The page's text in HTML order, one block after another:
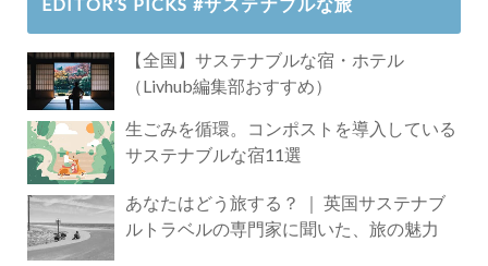
【全国】サステナブルな宿・ホテル
（Livhub編集部おすすめ）
生ごみを循環。コンポストを導入している
サステナブルな宿11選
あなたはどう旅する？ ｜ 英国サステナブ
ルトラベルの専門家に聞いた、旅の魅力